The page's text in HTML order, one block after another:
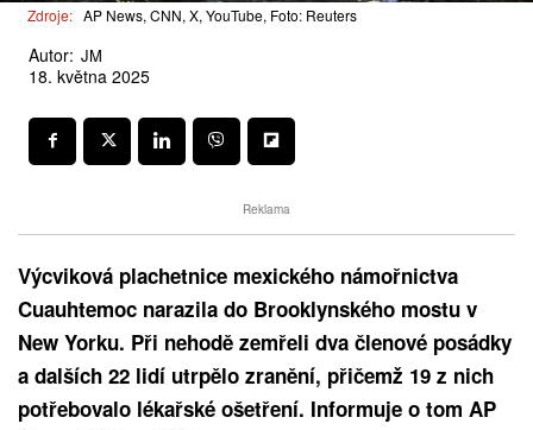
Zdroje: AP News, CNN, X, YouTube, Foto: Reuters
Autor: JM
18. května 2025
Reklama
Výcviková plachetnice mexického námořnictva
Cuauhtemoc narazila do Brooklynského mostu v
New Yorku. Při nehodě zemřeli dva členové posádky
a dalších 22 lidí utrpělo zranění, přičemž 19 z nich
potřebovalo lékařské ošetření. Informuje o tom AP